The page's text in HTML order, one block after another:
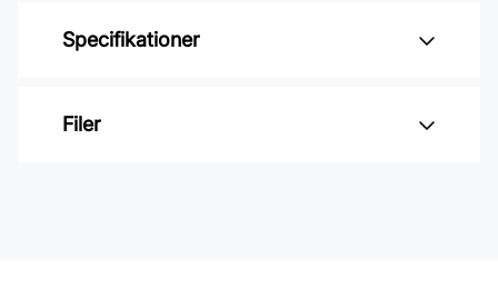
Specifikationer
Varumärke: Midbec Tapeter
Filer